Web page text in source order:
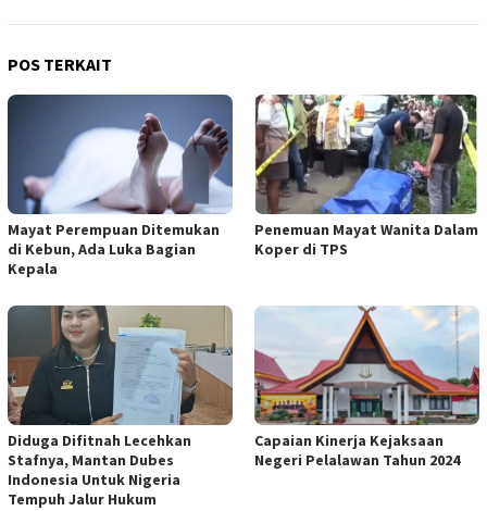
POS TERKAIT
Mayat Perempuan Ditemukan
di Kebun, Ada Luka Bagian
Kepala
Penemuan Mayat Wanita Dalam
Koper di TPS
Diduga Difitnah Lecehkan
Stafnya, Mantan Dubes
Indonesia Untuk Nigeria
Tempuh Jalur Hukum
Capaian Kinerja Kejaksaan
Negeri Pelalawan Tahun 2024